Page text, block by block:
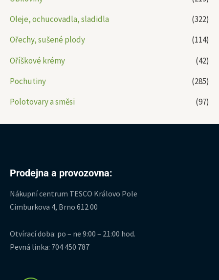
Oleje, ochucovadla, sladidla
(322)
Ořechy, sušené plody
(114)
Oříškové krémy
(42)
Pochutiny
(285)
Polotovary a směsi
(97)
Prodejna a provozovna:
Nákupní centrum TESCO Královo Pole
Cimburkova 4, Brno 612 00
Otvírací doba: po – ne 9:00 – 21:00 hod.
Pevná linka: 704 450 787